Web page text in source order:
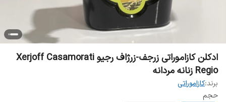
ادکلن کازاموراتی زرجف-زرژاف رجیو Xerjoff Casamorati
Regio زنانه مردانه
برند:کازاموراتی
حجم